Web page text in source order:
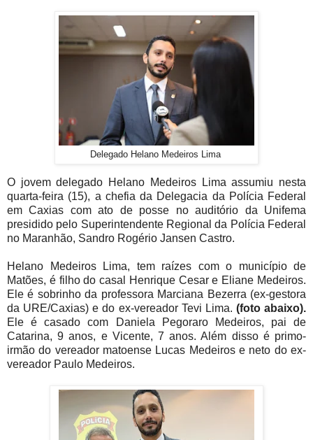
Delegado Helano Medeiros Lima
O jovem delegado Helano Medeiros Lima assumiu nesta
quarta-feira (15), a chefia da Delegacia da Polícia Federal
em Caxias com ato de posse no auditório da Unifema
presidido pelo Superintendente Regional da Polícia Federal
no Maranhão, Sandro Rogério Jansen Castro.
Helano Medeiros Lima, tem raízes com o municípiode
Matões, é filho do casal Henrique Cesar e Eliane Medeiros.
Ele é sobrinho da professora Marciana Bezerra (ex-gestora
da URE/Caxias) e do ex-vereador Tevi Lima. (foto abaixo).
Ele é casado com Daniela Pegoraro Medeiros, pai de
Catarina, 9 anos, e Vicente, 7 anos. Além disso é primo-
irmão do vereador matoense Lucas Medeiros e neto do ex-
vereador Paulo Medeiros.